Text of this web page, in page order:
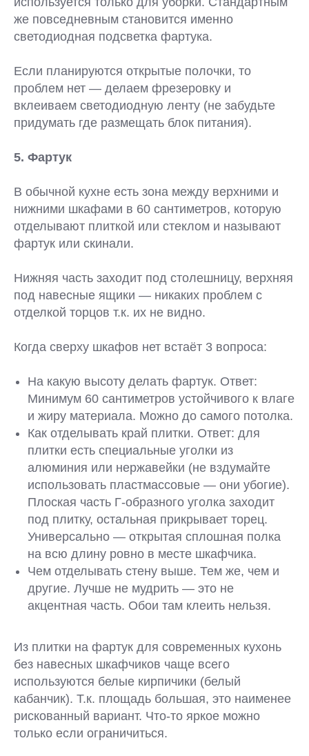
же повседневным становится именно
светодиодная подсветка фартука.
Если планируются открытые полочки, то
проблем нет — делаем фрезеровку и
вклеиваем светодиодную ленту (не забудьте
придумать где размещать блок питания).
5. Фартук
В обычной кухне есть зона между верхними и
нижними шкафами в 60 сантиметров, которую
отделывают плиткой или стеклом и называют
фартук или скинали.
Нижняя часть заходит под столешницу, верхняя
под навесные ящики — никаких проблем с
отделкой торцов т.к. их не видно.
Когда сверху шкафов нет встаёт 3 вопроса:
На какую высоту делать фартук. Ответ:
Минимум 60 сантиметров устойчивого к влаге
и жиру материала. Можно до самого потолка.
Как отделывать край плитки. Ответ: для
плитки есть специальные уголки из
алюминия или нержавейки (не вздумайте
использовать пластмассовые — они убогие).
Плоская часть Г-образного уголка заходит
под плитку, остальная прикрывает торец.
Универсально — открытая сплошная полка
на всю длину ровно в месте шкафчика.
Чем отделывать стену выше. Тем же, чем и
другие. Лучше не мудрить — это не
акцентная часть. Обои там клеить нельзя.
Из плитки на фартук для современных кухонь
без навесных шкафчиков чаще всего
используются белые кирпичики (белый
кабанчик). Т.к. площадь большая, это наименее
рискованный вариант. Что-то яркое можно
только если ограничиться.